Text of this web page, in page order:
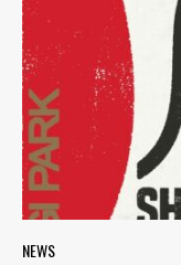
NEWS